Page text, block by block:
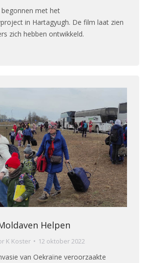
met het
in Hartagyugh. De film laat zien
zich hebben ontwikkeld.
Helpen
K Koster 12 oktober 2022
van Oekraïne veroorzaakte